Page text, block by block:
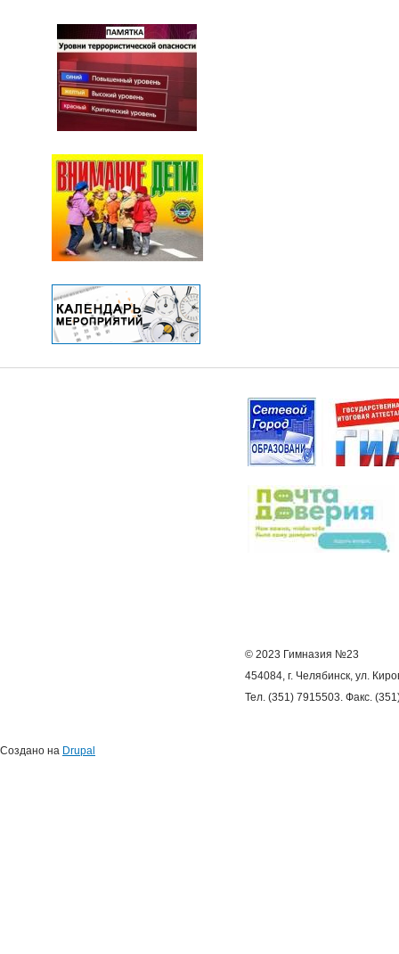
© 2023 Гимназия №23
454084, г. Челябинск, ул.
Тел. (351) 7915503. Факс.
Создано на Drupal